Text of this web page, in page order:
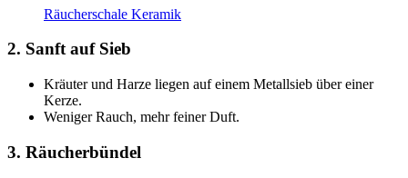
Räucherschale Keramik
2. Sanft auf Sieb
Kräuter und Harze liegen auf einem Metallsieb über einer
Kerze.
Weniger Rauch, mehr feiner Duft.
3. Räucherbündel